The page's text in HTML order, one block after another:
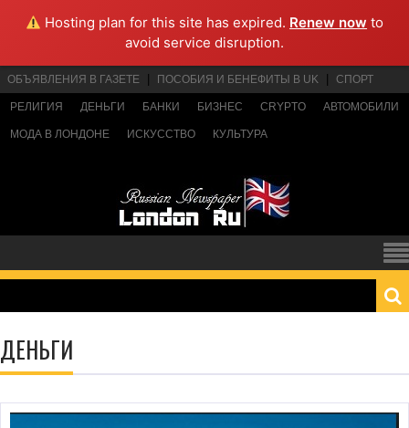
Hosting plan for this site has expired. Renew now to
avoid service disruption.
ОБЪЯВЛЕНИЯ В ГАЗЕТЕ ПОСОБИЯ И БЕНЕФИТЫ В UK СПОРТ
РЕЛИГИЯ ДЕНЬГИ БАНКИ БИЗНЕС CRYPTO АВТОМОБИЛИ
МОДА В ЛОНДОНЕ ИСКУССТВО КУЛЬТУРА
ДЕНЬГИ